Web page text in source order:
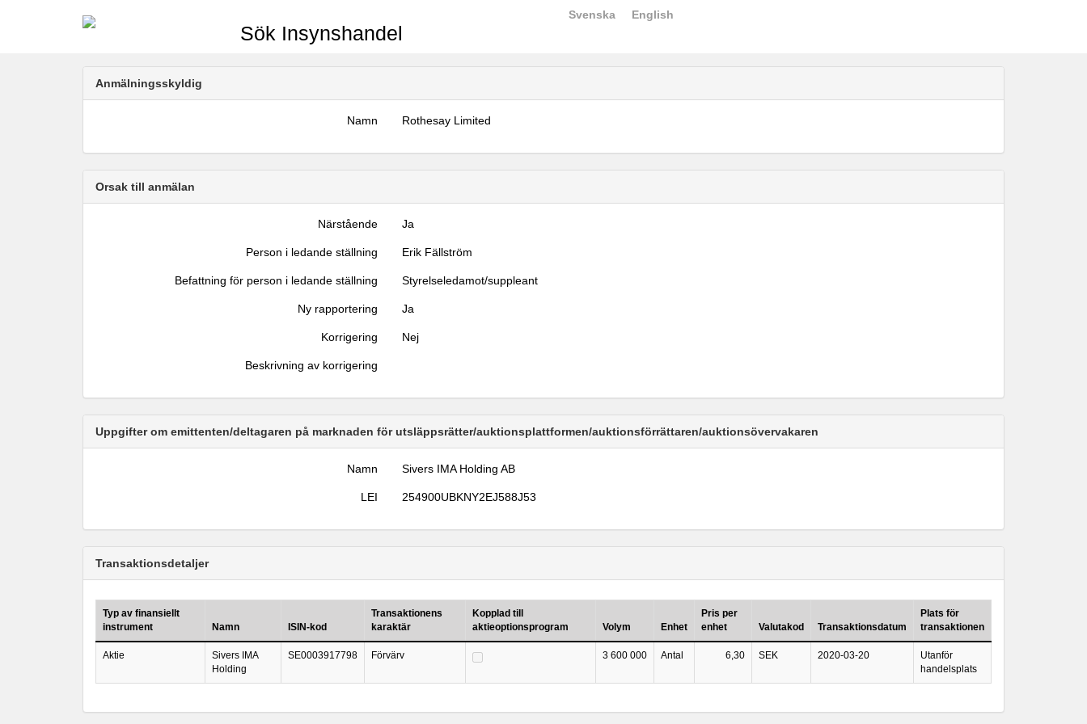
Sök Insynshandel
Svenska English
Anmälningsskyldig
Namn Rothesay Limited
Orsak till anmälan
Närstående Ja
Person i ledande ställning Erik Fällström
Befattning för person i ledande ställning Styrelseledamot/suppleant
Ny rapportering Ja
Korrigering Nej
Beskrivning av korrigering
Uppgifter om emittenten/deltagaren på marknaden för utsläppsrätter/auktionsplattformen/auktionsförrättaren/auktionsövervakaren
Namn Sivers IMA Holding AB
LEI 254900UBKNY2EJ588J53
Transaktionsdetaljer
Typ av finansiellt
instrument
Namn ISIN-kod
Transaktionens
karaktär
Kopplad till
aktieoptionsprogram
Volym Enhet
Pris per
enhet
Valutakod Transaktionsdatum
Plats för
transaktionen
Aktie
Sivers IMA
Holding
SE0003917798 Förvärv 3 600 000 Antal 6,30 SEK 2020-03-20
Utanför
handelsplats